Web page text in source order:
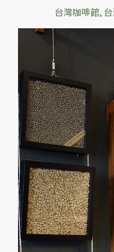
台灣咖啡館,
焙
咖
啡
專
賣
Solo
Bean